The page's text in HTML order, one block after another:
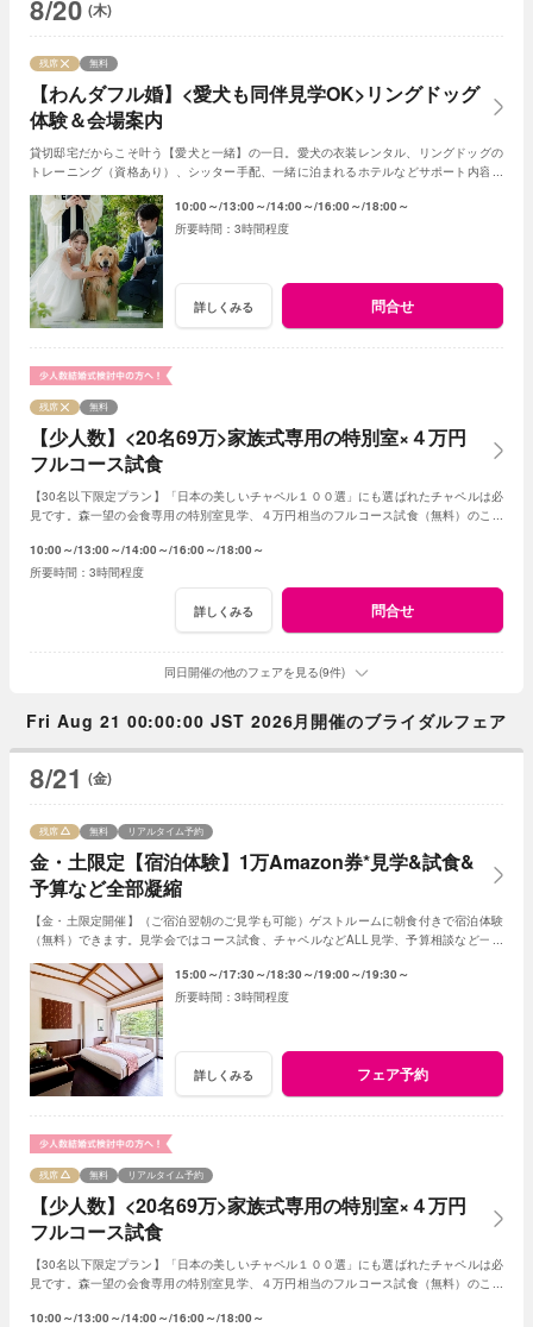
8/20 (木)
【わんダフル婚】<愛犬も同伴見学OK>リングドッグ
体験＆会場案内
残席 無料
貸切邸宅だからこそ叶う【愛犬と一緒】の一日。愛犬の衣装レンタル、リングドッグの
トレーニング（資格あり）、シッター手配、一緒に泊まれるホテルなどサポート内容の
10:00～ 13:00～ 14:00～ 16:00～ 18:00～
3時間程度
詳しくみる 問合せ
【少人数】<20名69万>家族式専用の特別室×４万円
フルコース試食
残席 無料
【30名以下限定プラン】「日本の美しいチャペル１００選」にも選ばれたチャペルは必
見です。森一望の会食専用の特別室見学、４万円相当のフルコース試食（無料）のご用
10:00～ 13:00～ 14:00～ 16:00～ 18:00～
3時間程度
詳しくみる 問合せ
同日開催の他のフェアを見る(9件)
Fri Aug 21 00:00:00 JST 2026月開催のブライダルフェア
8/21 (金)
金・土限定【宿泊体験】1万Amazon券*見学&試食&
予算など全部凝縮
残席 無料 リアルタイム予約
【金・土限定開催】（ご宿泊翌朝のご見学も可能）ゲストルームに朝食付きで宿泊体験
（無料）できます。見学会ではコース試食、チャペルなどALL見学、予算相談など一日
15:00～ 17:30～ 18:30～ 19:00～ 19:30～
3時間程度
詳しくみる フェア予約
【少人数】<20名69万>家族式専用の特別室×４万円
フルコース試食
残席 無料 リアルタイム予約
【30名以下限定プラン】「日本の美しいチャペル１００選」にも選ばれたチャペルは必
見です。森一望の会食専用の特別室見学、４万円相当のフルコース試食（無料）のご用
10:00～ 13:00～ 14:00～ 16:00～ 18:00～